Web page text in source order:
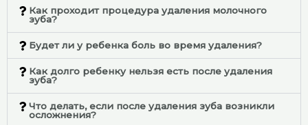
Как проходит процедура удаления молочного
зуба?
Будет ли у ребенка боль во время удаления?
Как долго ребенку нельзя есть после удаления
зуба?
Что делать, если после удаления зуба возникли
осложнения?